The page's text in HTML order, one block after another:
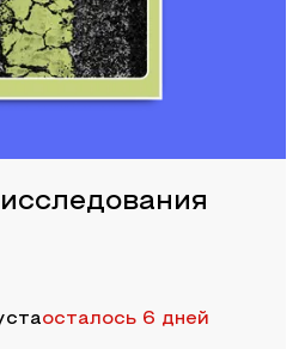
осталось 6 дней